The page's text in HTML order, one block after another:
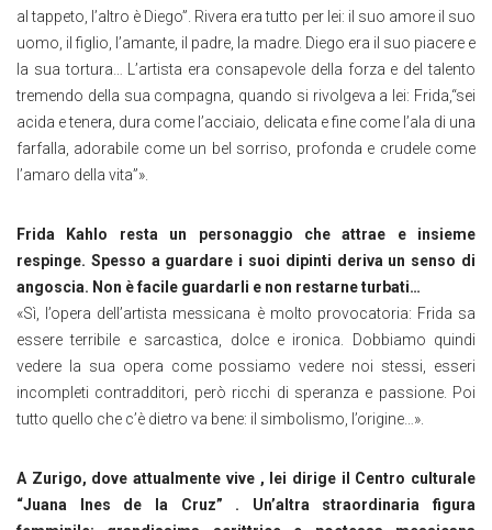
al tappeto, l’altro è Diego”. Rivera era tutto per lei: il suo amore il suo
uomo, il figlio, l’amante, il padre, la madre. Diego era il suo piacere e
la sua tortura… L’artista era consapevole della forza e del talento
tremendo della sua compagna, quando si rivolgeva a lei: Frida,“sei
acida e tenera, dura come l’acciaio, delicata e fine come l’ala di una
farfalla, adorabile come un bel sorriso, profonda e crudele come
l’amaro della vita”».
Frida Kahlo resta un personaggio che attrae e insieme
respinge. Spesso a guardare i suoi dipinti deriva un senso di
angoscia. Non è facile guardarli e non restarne turbati…
«Sì, l’opera dell’artista messicana è molto provocatoria: Frida sa
essere terribile e sarcastica, dolce e ironica. Dobbiamo quindi
vedere la sua opera come possiamo vedere noi stessi, esseri
incompleti contradditori, però ricchi di speranza e passione. Poi
tutto quello che c’è dietro va bene: il simbolismo, l’origine…».
A Zurigo, dove attualmente vive , lei dirige il Centro culturale
“Juana Ines de la Cruz” . Un’altra straordinaria figura